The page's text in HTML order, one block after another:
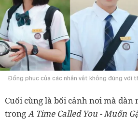
Đồng phục của các nhân vật không đúng với
Cuối cùng là bối cảnh nơi mà dàn
trongA Time Called You - Muốn